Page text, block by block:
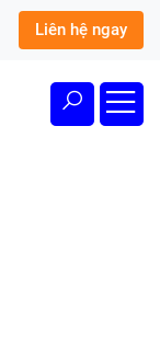
Liên hệ ngay